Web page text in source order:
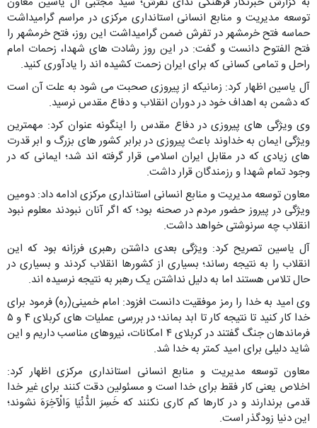
توسعه مدیریت و منابع انسانی استانداری مرکزی در مراسم گرامیداشت
حماسه فتح خرمشهر در تفرش ضمن گرامیداشت این روز، فتح خرمشهر را
فتح الفتوح دانست و گفت: در این روز رشادت های شهدا، زحمات امام
راحل و تمامی کسانی که برای ایران زحمت کشیده اند را یادآوری کنید.
آل یاسین اظهار کرد: زمانیکه از پیروزی صحبت می شود به علت آن است
که دشمن به اهداف خود در دوران انقلاب و دفاع مقدس نرسید.
وی ویژگی های پیروزی در دفاع مقدس را اینگونه عنوان کرد: مهمترین
ویژگی ایمان به خداوند باعث پیروزی در برابر کشور های بزرگ و ابر قدرت
های زیادی که در مقابل ایران اسلامی قرار گرفته اند شد؛ ایمانی که در
وجود تمام شهدا و رزمندگان قرار داشت.
معاون توسعه مدیریت و منابع انسانی استانداری مرکزی ادامه داد: دومین
ویژگی در پیروز حضور مردم در صحنه بود؛ که اگر آنان نبودند معلوم نبود
انقلاب چه سرنوشتی خواهد داشت.
آل یاسین تصریح کرد: ویژگی بعدی داشتن رهبری فرزانه بود که این
انقلاب را به نتیجه رساند؛ بسیاری از کشورها انقلاب کردند و بسیاری در
حال تلاس هستند اما به دلیل نداشتن یک رهبر به نتیجه نرسیده اند.
وی امید به خدا را رمز موفقیت دانست افزود: امام خمینی(ره) فرمود برای
خدا کار کنید تا نتیجه کار تا ابد بماند؛ در بررسی عملیات های کربلای ۴ و ۵
فرماندهان جنگ گفتند در کربلای ۴ امکانات، نیروهای مناسب داریم و این
شاید دلیلی برای امید کمتر به خدا شد.
معاون توسعه مدیریت و منابع انسانی استانداری مرکزی اظهار کرد:
اخلاص یعنی کار فقط برای خدا است و مسئولین دقت کنند برای غیر خدا
قدمی برندارند و در کارها کم کاری نکنند که خَسِرَ الدُّنْیَا وَالْآخِرَهَ نشوند؛
این دنیا زودگذر است.